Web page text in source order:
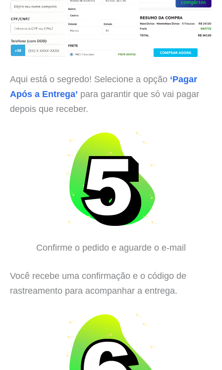
Aqui está o segredo! Selecione a opção ‘Pagar
Após a Entrega’ para garantir que só vai pagar
depois que receber.
Confirme o pedido e aguarde o e-mail
Você recebe uma confirmação e o código de
rastreamento para acompanhar a entrega.